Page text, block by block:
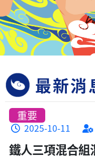
最新消
重要
2025-10-11
鐵人三項混合組